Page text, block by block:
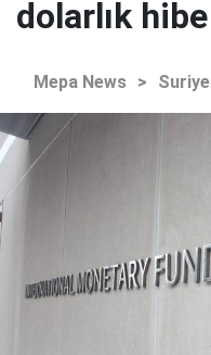
dolarlık hibe
Mepa News > Suriye